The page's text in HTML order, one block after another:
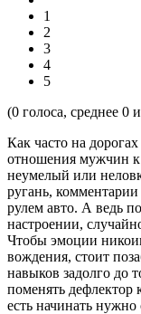
1
2
3
4
5
(0 голоса, среднее 0
Как часто на
отношения мужчин к
неумелый или
ругань,
рулем авто. А ведь
настроении,
Чтобы эмоции
вождения, стоит
навыков задолго до
поменять дефлектор
есть начинать